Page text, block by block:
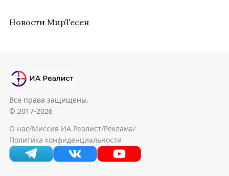
Новости МирТесен
Все права защищены.
© 2017-2026
О нас/Миссия ИА Реалист/Реклама/
Политика конфиденциальности